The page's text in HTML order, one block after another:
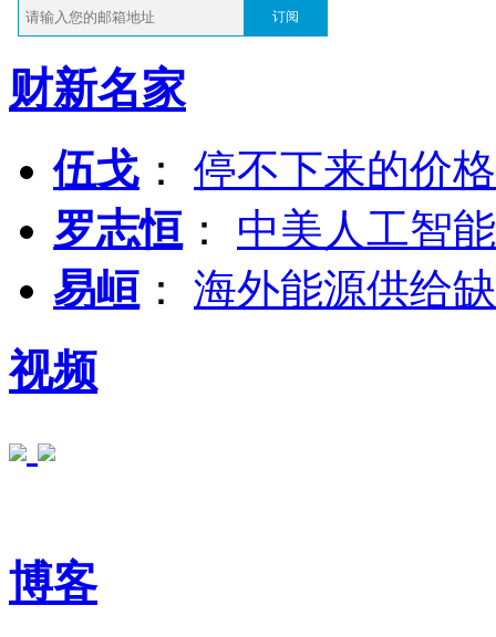
订阅
财新名家
伍戈 ： 停不下来的价
罗志恒 ： 中美人工智
易峘 ： 海外能源供给
视频
博客